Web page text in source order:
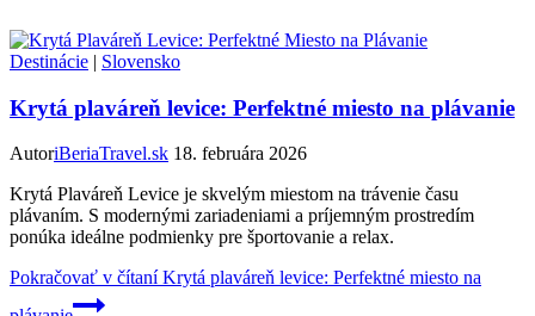
Destinácie | Slovensko
Krytá plaváreň levice: Perfektné miesto na plávanie
AutoriBeriaTravel.sk 18. februára 2026
Krytá Plaváreň Levice je skvelým miestom na trávenie času
plávaním. S modernými zariadeniami a príjemným prostredím
ponúka ideálne podmienky pre športovanie a relax.
Pokračovať v čítaníKrytá plaváreň levice: Perfektné miesto na